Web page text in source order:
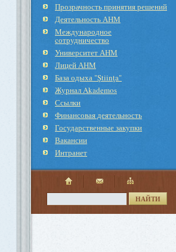
Прозрачность принятия решений
Деятельность АНМ
Международное
cотрудничество
Университет АНМ
Лицей АНМ
База одыха "Ştiinţa"
Журнал Akademos
Ссылки
Финансовая деятельность
Государственные закупки
Вакансии
Интранет
НАЙТИ